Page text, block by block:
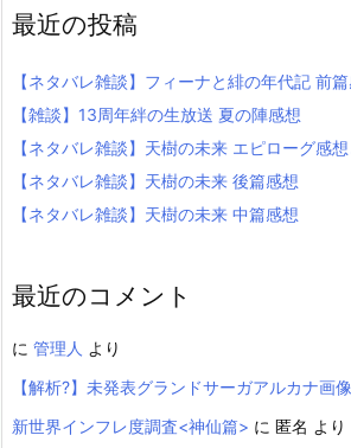
最近の投稿
【ネタバレ雑談】フィーナと緋の年代記 前
【雑談】13周年絆の生放送 夏の陣感想
【ネタバレ雑談】天樹の未来 エピローグ感
【ネタバレ雑談】天樹の未来 後篇感想
【ネタバレ雑談】天樹の未来 中篇感想
最近のコメント
に 管理人 より
【解析?】未発表グランドサーガアルカナ画像
新世界インフレ度調査<神仙篇> に 匿名 より